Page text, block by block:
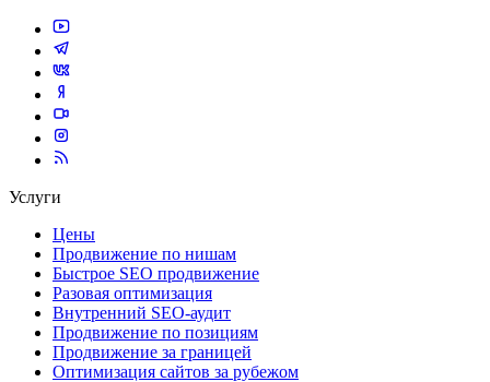
Услуги
Цены
Продвижение по нишам
Быстрое SEO продвижение
Разовая оптимизация
Внутренний SEO-аудит
Продвижение по позициям
Продвижение за границей
Оптимизация сайтов за рубежом